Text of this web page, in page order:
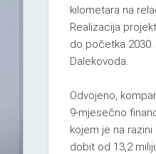
kilometara na
Realizacija
do početka
Dalekovoda.
Odvojeno,
9-mjesečno
kojem je na
dobit od 13,2